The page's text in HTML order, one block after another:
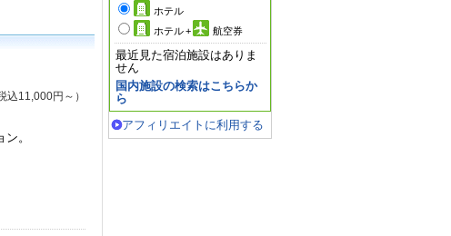
込11,000円～）
。
ホテル
ホテル+ 航空券
最近見た宿泊施設はありま
せん
国内施設の検索はこちらか
ら
アフィリエイトに利用する